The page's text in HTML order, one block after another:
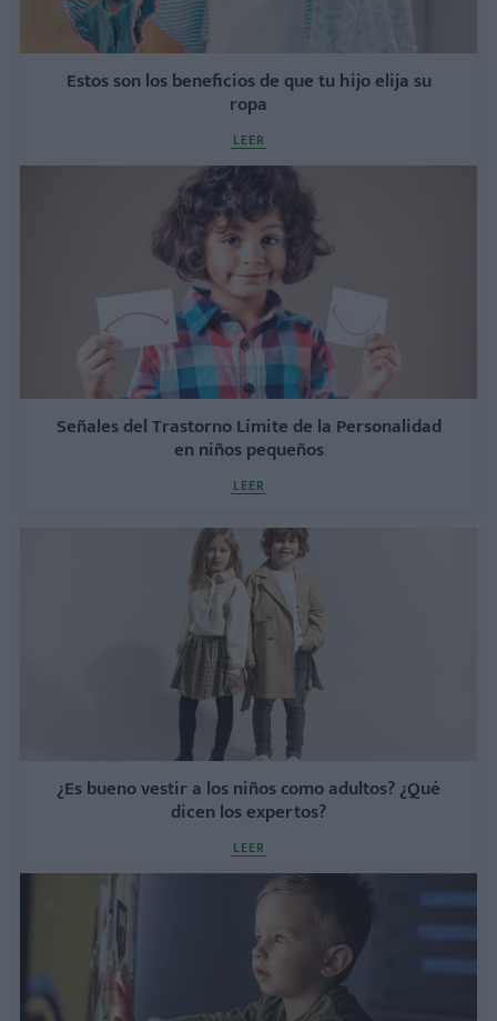
Estos son los beneficios de que tu hijo elija su
ropa
LEER
Señales del Trastorno Límite de la Personalidad
en niños pequeños
LEER
¿Es bueno vestir a los niños como adultos? ¿Qué
dicen los expertos?
LEER